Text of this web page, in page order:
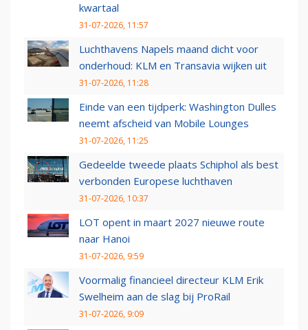
kwartaal
31-07-2026, 11:57
Luchthavens Napels maand dicht voor
onderhoud: KLM en Transavia wijken uit
31-07-2026, 11:28
Einde van een tijdperk: Washington Dulles
neemt afscheid van Mobile Lounges
31-07-2026, 11:25
Gedeelde tweede plaats Schiphol als best
verbonden Europese luchthaven
31-07-2026, 10:37
LOT opent in maart 2027 nieuwe route
naar Hanoi
31-07-2026, 9:59
Voormalig financieel directeur KLM Erik
Swelheim aan de slag bij ProRail
31-07-2026, 9:09